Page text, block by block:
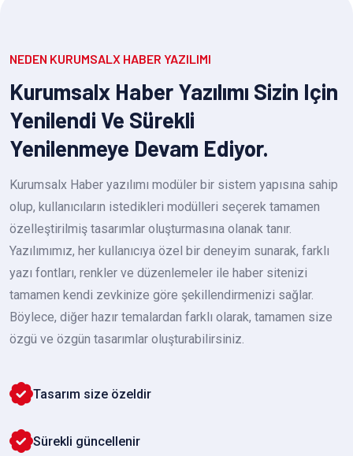
NEDEN KURUMSALX HABER YAZILIMI
Kurumsalx Haber Yazılımı Sizin Için
Yenilendi Ve Sürekli
Yenilenmeye Devam Ediyor.
Kurumsalx Haber yazılımı modüler bir sistem yapısına sahip
olup, kullanıcıların istedikleri modülleri seçerek tamamen
özelleştirilmiş tasarımlar oluşturmasına olanak tanır.
Yazılımımız, her kullanıcıya özel bir deneyim sunarak, farklı
yazı fontları, renkler ve düzenlemeler ile haber sitenizi
tamamen kendi zevkinize göre şekillendirmenizi sağlar.
Böylece, diğer hazır temalardan farklı olarak, tamamen size
özgü ve özgün tasarımlar oluşturabilirsiniz.
Tasarım size özeldir
Sürekli güncellenir